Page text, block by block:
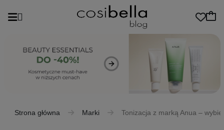
Strona główna Marki Tonizacja z marką Anua –